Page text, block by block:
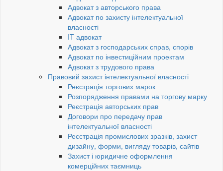
Адвокат з авторського права
Адвокат по захисту інтелектуальної
власності
IT адвокат
Адвокат з господарських справ, спорів
Адвокат по інвестиційним проектам
Адвокат з трудового права
Правовий захист інтелектуальної власності
Реєстрація торгових марок
Розпорядження правами на торгову марку
Реєстрація авторських прав
Договори про передачу прав
інтелектуальної власності
Реєстрація промислових зразків, захист
дизайну, форми, вигляду товарів, сайтів
Захист і юридичне оформлення
комерційних таємниць